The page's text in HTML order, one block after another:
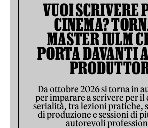
VUOI SCRIVERE
CINEMA?
MASTER IULM
PORTA DAVANTI
Da ottobre 2026 si torna in
per imparare a scrivere per il
serialità, tra lezioni pratiche,
di produzione e sessioni di
autorevoli